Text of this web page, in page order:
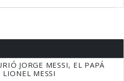
JORGE MESSI, EL PAPÁ
LIONEL MESSI